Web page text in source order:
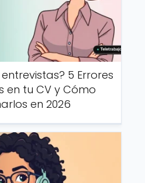
5 Errores
en tu CV y Cómo
en 2026